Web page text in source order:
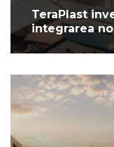
TeraPlast
integrarea